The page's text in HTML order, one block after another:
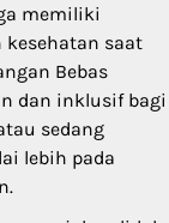
memiliki
kesehatan saat
Bebas
dan inklusif bagi
sedang
lebih pada